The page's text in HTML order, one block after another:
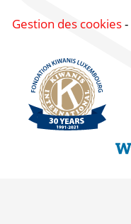
Gestion des cookies-